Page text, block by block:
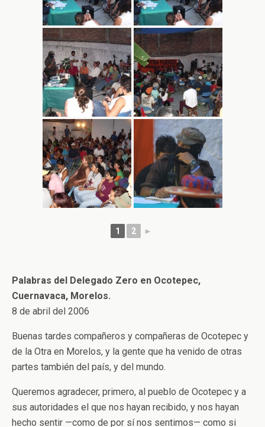
1 2 ►
Palabras del Delegado Zero en Ocotepec,
Cuernavaca, Morelos.
8 de abril del 2006
Buenas tardes compañeros y compañeras de Ocotepec y
de la Otra en Morelos, y la gente que ha venido de otras
partes también del país, y del mundo.
Queremos agradecer, primero, al pueblo de Ocotepec y a
sus autoridades el que nos hayan recibido, y nos hayan
hecho sentir —como de por sí nos sentimos— como si